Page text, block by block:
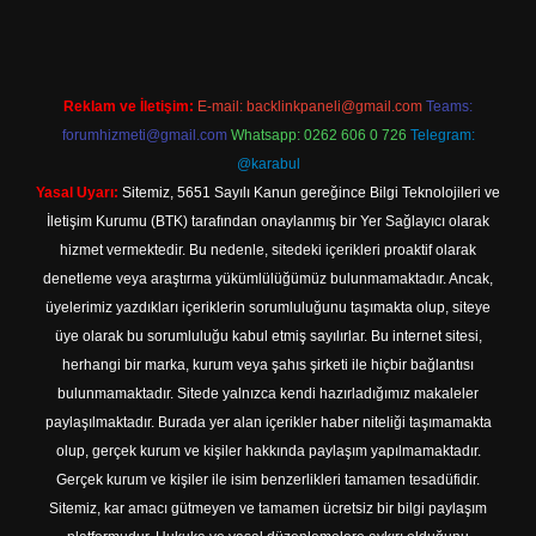
Reklam ve İletişim: E-mail: backlinkpaneli@gmail.com Teams:
forumhizmeti@gmail.com Whatsapp: 0262 606 0 726 Telegram:
@karabul
Yasal Uyarı: Sitemiz, 5651 Sayılı Kanun gereğince Bilgi Teknolojileri ve
İletişim Kurumu (BTK) tarafından onaylanmış bir Yer Sağlayıcı olarak
hizmet vermektedir. Bu nedenle, sitedeki içerikleri proaktif olarak
denetleme veya araştırma yükümlülüğümüz bulunmamaktadır. Ancak,
üyelerimiz yazdıkları içeriklerin sorumluluğunu taşımakta olup, siteye
üye olarak bu sorumluluğu kabul etmiş sayılırlar. Bu internet sitesi,
herhangi bir marka, kurum veya şahıs şirketi ile hiçbir bağlantısı
bulunmamaktadır. Sitede yalnızca kendi hazırladığımız makaleler
paylaşılmaktadır. Burada yer alan içerikler haber niteliği taşımamakta
olup, gerçek kurum ve kişiler hakkında paylaşım yapılmamaktadır.
Gerçek kurum ve kişiler ile isim benzerlikleri tamamen tesadüfidir.
Sitemiz, kar amacı gütmeyen ve tamamen ücretsiz bir bilgi paylaşım